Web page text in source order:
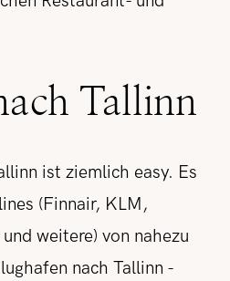
Tallinn
ist ziemlich easy. Es
(Finnair, KLM,
weitere) von nahezu
nach Tallinn -